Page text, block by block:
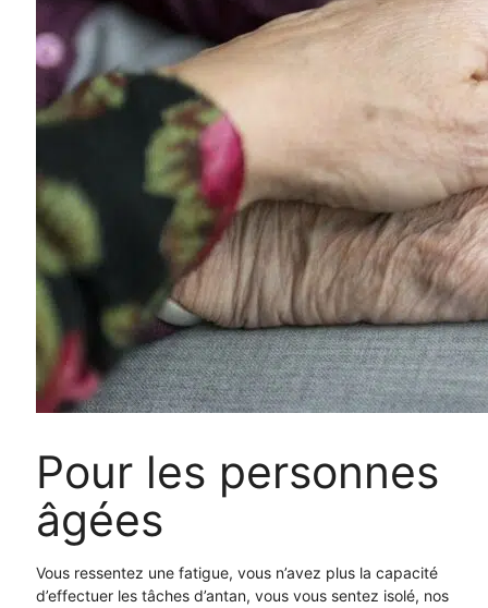
Pour les personnes
âgées
Vous ressentez une fatigue, vous n’avez plus la capacité
d’effectuer les tâches d’antan, vous vous sentez isolé, nos